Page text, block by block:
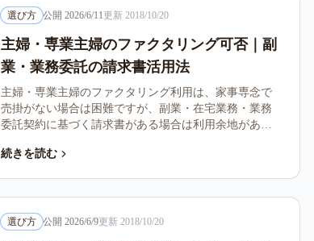
選び方 公開2026/6/11更新2018/10/20
主婦・専業主婦のファクタリング可否｜副
業・業務委託の請求書活用法
主婦・専業主婦のファクタリング利用は、家事専念で
売掛がない場合は困難ですが、副業・在宅業務・業務
委託契約に基づく請求書がある場合は利用余地があり
悪質勧誘の警戒を整理します。
続きを読む
選び方 公開2026/6/9更新2018/10/20